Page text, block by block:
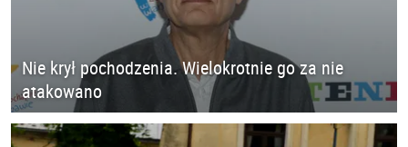
Nie krył pochodzenia. Wielokrotnie go za nie
atakowano